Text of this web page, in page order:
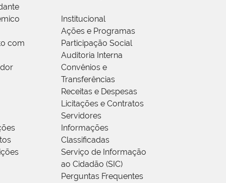
com
Institucional
Ações e Programas
Participação Social
Auditoria Interna
Convênios e
Transferências
Receitas e Despesas
Licitações e Contratos
Servidores
Informações
Classificadas
Serviço de Informação
ao Cidadão (SIC)
Perguntas Frequentes